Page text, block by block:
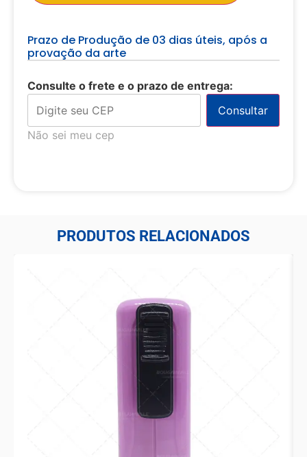
Prazo de Produção de 03 dias úteis, após a
provação da arte
Consulte o frete e o prazo de entrega:
Consultar
Não sei meu cep
PRODUTOS RELACIONADOS